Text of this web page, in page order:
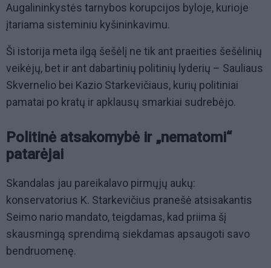
Augalininkystės tarnybos korupcijos byloje, kurioje
įtariama sisteminiu kyšininkavimu.
Ši istorija meta ilgą šešėlį ne tik ant praeities šešėlinių
veikėjų, bet ir ant dabartinių politinių lyderių – Sauliaus
Skvernelio bei Kazio Starkevičiaus, kurių politiniai
pamatai po kratų ir apklausų smarkiai sudrebėjo.
Politinė atsakomybė ir „nematomi“
patarėjai
Skandalas jau pareikalavo pirmųjų aukų:
konservatorius K. Starkevičius pranešė atsisakantis
Seimo nario mandato, teigdamas, kad priima šį
skausmingą sprendimą siekdamas apsaugoti savo
bendruomenę.